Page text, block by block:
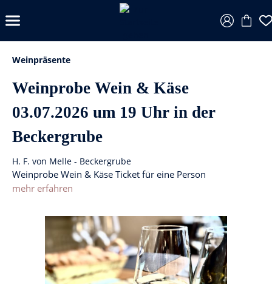
Weinpräsente
Weinprobe Wein & Käse
03.07.2026 um 19 Uhr in der
Beckergrube
H. F. von Melle - Beckergrube
Weinprobe Wein & Käse Ticket für eine Person
mehr erfahren